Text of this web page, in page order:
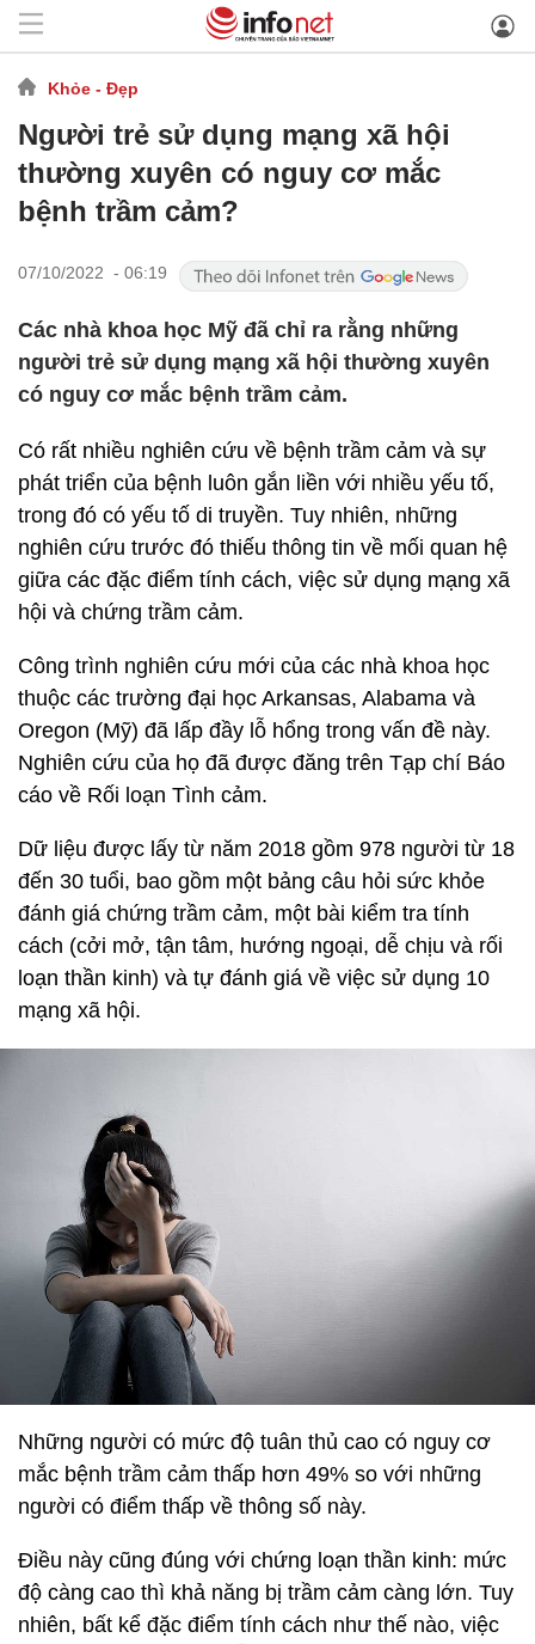
Khỏe - Đẹp
Người trẻ sử dụng mạng xã hội
thường xuyên có nguy cơ mắc
bệnh trầm cảm?
07/10/2022 - 06:19
Các nhà khoa học Mỹ đã chỉ ra rằng những
người trẻ sử dụng mạng xã hội thường xuyên
có nguy cơ mắc bệnh trầm cảm.
Có rất nhiều nghiên cứu về bệnh trầm cảm và sự
phát triển của bệnh luôn gắn liền với nhiều yếu tố,
trong đó có yếu tố di truyền. Tuy nhiên, những
nghiên cứu trước đó thiếu thông tin về mối quan hệ
giữa các đặc điểm tính cách, việc sử dụng mạng xã
hội và chứng trầm cảm.
Công trình nghiên cứu mới của các nhà khoa học
thuộc các trường đại học Arkansas, Alabama và
Oregon (Mỹ) đã lấp đầy lỗ hổng trong vấn đề này.
Nghiên cứu của họ đã được đăng trên Tạp chí Báo
cáo về Rối loạn Tình cảm.
Dữ liệu được lấy từ năm 2018 gồm 978 người từ 18
đến 30 tuổi, bao gồm một bảng câu hỏi sức khỏe
đánh giá chứng trầm cảm, một bài kiểm tra tính
cách (cởi mở, tận tâm, hướng ngoại, dễ chịu và rối
loạn thần kinh) và tự đánh giá về việc sử dụng 10
mạng xã hội.
Những người có mức độ tuân thủ cao có nguy cơ
mắc bệnh trầm cảm thấp hơn 49% so với những
người có điểm thấp về thông số này.
Điều này cũng đúng với chứng loạn thần kinh: mức
độ càng cao thì khả năng bị trầm cảm càng lớn. Tuy
nhiên, bất kể đặc điểm tính cách như thế nào, việc